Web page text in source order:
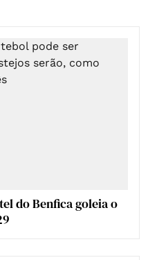
do Benfica goleia o